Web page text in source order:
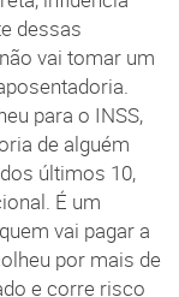
dessas
vai tomar um
para o INSS,
de alguém
últimos 10,
É um
vai pagar a
por mais de
e corre risco